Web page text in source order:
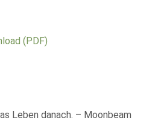
(PDF)
Leben danach. – Moonbeam